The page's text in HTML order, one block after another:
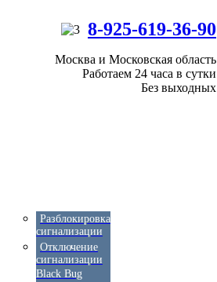
8-925-619-36-90
Москва и Московская область
Работаем 24 часа в сутки
Без выходных
Разблокировка
сигнализации
Отключение
сигнализации
Black Bug